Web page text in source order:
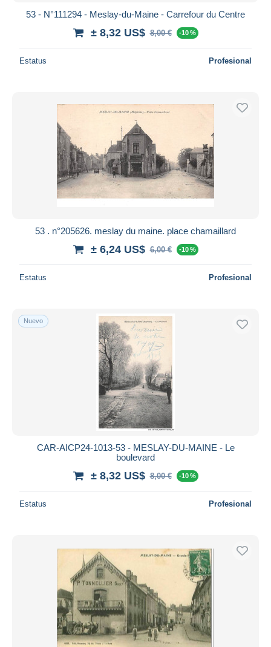
53 - N°111294 - Meslay-du-Maine - Carrefour du Centre
± 8,32 US$ 8,00 € -10 %
Estatus Profesional
53 . n°205626. meslay du maine. place chamaillard
± 6,24 US$ 6,00 € -10 %
Estatus Profesional
Nuevo
CAR-AICP24-1013-53 - MESLAY-DU-MAINE - Le
boulevard
± 8,32 US$ 8,00 € -10 %
Estatus Profesional